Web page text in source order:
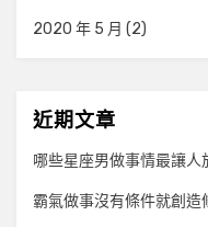
2020 年 5 月 (2)
近期文章
哪些星座男做事情最讓人
霸氣做事沒有條件就創造